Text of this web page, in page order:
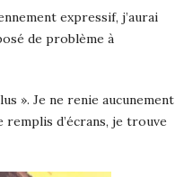
expressif, j’aurai
de problème à
». Je ne renie aucunement
d’écrans, je trouve